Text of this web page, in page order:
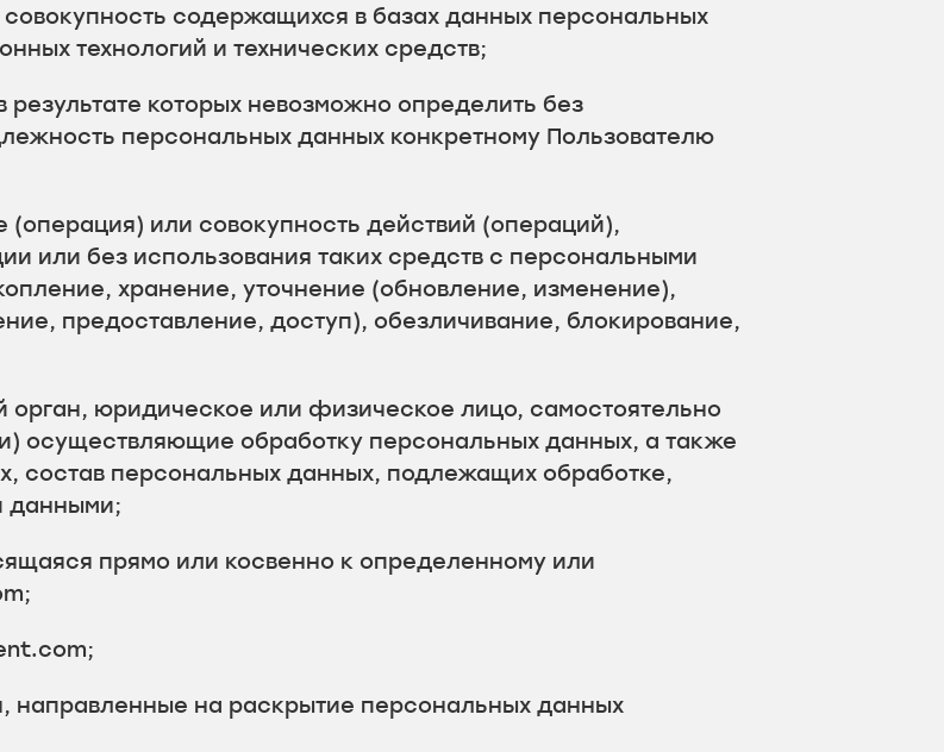
содержащихся в базах данных персональных
технологий и технических средств;
которых невозможно определить без
персональных данных конкретному Пользователю
или совокупность действий (операций),
или без использования таких средств с персональными
хранение, уточнение (обновление, изменение),
предоставление, доступ), обезличивание, блокирование,
юридическое или физическое лицо, самостоятельно
осуществляющие обработку персональных данных, а также
персональных данных, подлежащих обработке,
данными;
прямо или косвенно к определенному или
направленные на раскрытие персональных данных